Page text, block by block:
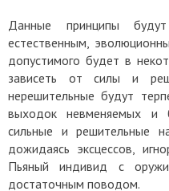
Данные принципы будут
естественным,
допустимого будет в
зависеть от силы и
нерешительные будут
выходок невменяемых и
сильные и решительные
дожидаясь эксцессов,
Пьяный индивид с
достаточным поводом.